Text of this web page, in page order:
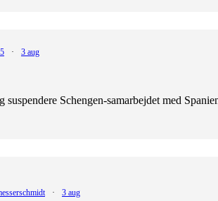
· 3 aug
Schengen-samarbejdet med
· 3 aug